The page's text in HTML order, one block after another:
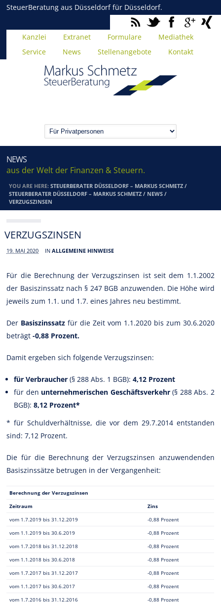
SteuerBeratung aus Düsseldorf für Düsseldorf.
Kanzlei Extranet Formulare
Mediathek
Service
News Stellenangebote Kontakt
NEWS
aus der Welt der Finanzen & Steuern.
YOU ARE HERE:STEUERBERATER DÜSSELDORF – MARKUS SCHMETZ /
STEUERBERATER DÜSSELDORF – MARKUS SCHMETZ / NEWS /
VERZUGSZINSEN
VERZUGSZINSEN
19. MAI 2020 INALLGEMEINE HINWEISE
Für die Berechnung der Verzugszinsen ist seit dem 1.1.2002
der Basiszinssatz nach § 247 BGB anzuwenden. Die Höhe wird
jeweils zum 1.1. und 1.7. eines Jahres neu bestimmt.
Der Basiszinssatz für die Zeit vom 1.1.2020 bis zum 30.6.2020
beträgt-0,88 Prozent.
Damit ergeben sich folgende Verzugszinsen:
für Verbraucher(§ 288 Abs. 1 BGB):4,12 Prozent
für den unternehmerischen Geschäftsverkehr(§ 288 Abs. 2
BGB):8,12 Prozent*
* für Schuldverhältnisse, die vor dem 29.7.2014 entstanden
sind: 7,12 Prozent.
Die für die Berechnung der Verzugszinsen anzuwendenden
Basiszinssätze betrugen in der Vergangenheit:
Berechnung der Verzugszinsen
Zeitraum
Zins
vom 1.7.2019 bis 31.12.2019
-0,88 Prozent
vom 1.1.2019 bis 30.6.2019
-0,88 Prozent
vom 1.7.2018 bis 31.12.2018
-0,88 Prozent
vom 1.1.2018 bis 30.6.2018
-0,88 Prozent
vom 1.7.2017 bis 31.12.2017
-0,88 Prozent
vom 1.1.2017 bis 30.6.2017
-0,88 Prozent
vom 1.7.2016 bis 31.12.2016
-0,88 Prozent